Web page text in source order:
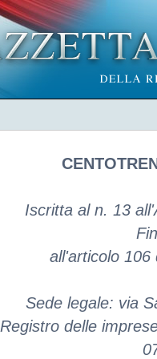
Iscritta al n. 13
all'articolo 106
Sede legale: via
Registro delle